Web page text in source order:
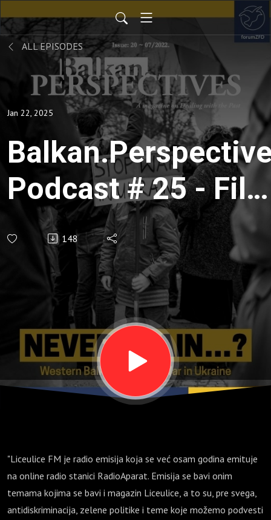
ALL EPISODES
Jan 22, 2025
Podcast # 25 -
i suočavanje s
prošlošću #SRB
148
"Liceulice FM je radio emisija koja se već osam godina emituje
na online radio stanici RadioAparat. Emisija se bavi onim
temama kojima se bavi i magazin Liceulice, a to su, pre svega,
antidiskriminacija, zelene politike i teme koje možemo podvesti